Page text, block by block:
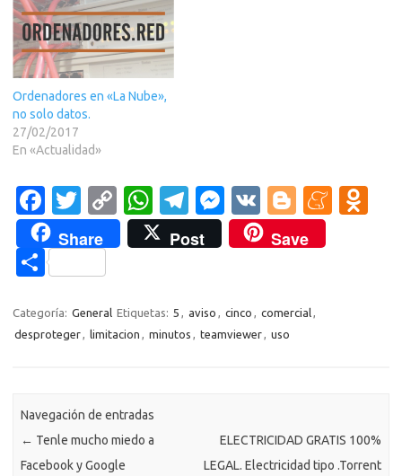
Ordenadores en «La Nube»,
no solo datos.
27/02/2017
En «Actualidad»
Fa
c
e
b
o
o
T
w
it
te
r
C
o
p
Li
n
W
h
at
A
p
T
el
e
a
m
M
es
se
g
er
V
K
Bl
o
g
er
M
i
Share Post Save
C
m
p
ti
r
Categoría: General Etiquetas: 5 , aviso , cinco , comercial,
desproteger, limitacion , minutos , teamviewer, uso
Navegación de entradas
← Tenle mucho miedo a
Facebook y Google
ELECTRICIDAD GRATIS 100%
LEGAL. Electricidad tipo .Torrent